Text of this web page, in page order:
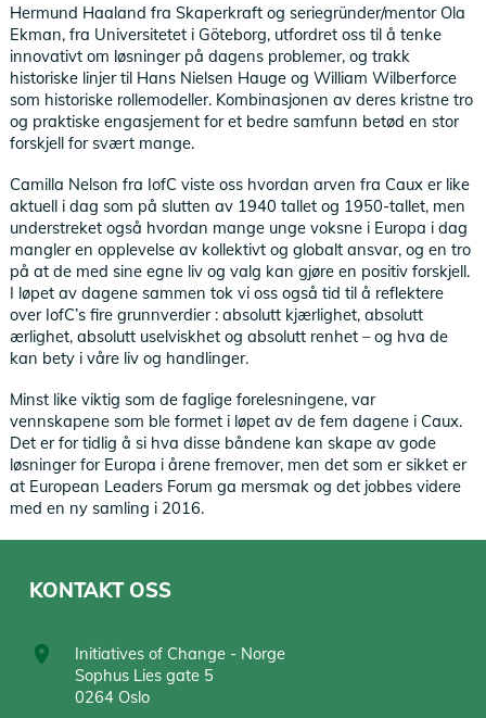
Hermund Haaland fra Skaperkraft og seriegründer/mentor Ola
Ekman, fra Universitetet i Göteborg, utfordret oss til å tenke
innovativt om løsninger på dagens problemer, og trakk
historiske linjer til Hans Nielsen Hauge og William Wilberforce
som historiske rollemodeller. Kombinasjonen av deres kristne tro
og praktiske engasjement for et bedre samfunn betød en stor
forskjell for svært mange.
Camilla Nelson fra IofC viste oss hvordan arven fra Caux er like
aktuell i dag som på slutten av 1940 tallet og 1950-tallet, men
understreket også hvordan mange unge voksne i Europa i dag
mangler en opplevelse av kollektivt og globalt ansvar, og en tro
på at de med sine egne liv og valg kan gjøre en positiv forskjell.
I løpet av dagene sammen tok vi oss også tid til å reflektere
over IofC’s fire grunnverdier : absolutt kjærlighet, absolutt
ærlighet, absolutt uselviskhet og absolutt renhet – og hva de
kan bety i våre liv og handlinger.
Minst like viktig som de faglige forelesningene, var
vennskapene som ble formet i løpet av de fem dagene i Caux.
Det er for tidlig å si hva disse båndene kan skape av gode
løsninger for Europa i årene fremover, men det som er sikket er
at European Leaders Forum ga mersmak og det jobbes videre
med en ny samling i 2016.
KONTAKT OSS
Initiatives of Change - Norge
Sophus Lies gate 5
0264 Oslo